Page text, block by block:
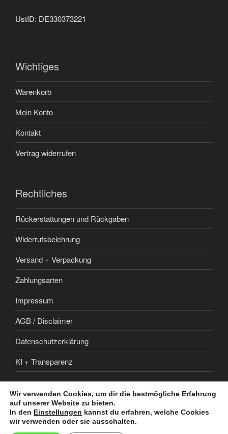
UstID: DE330373221
Wichtiges
Warenkorb
Mein Konto
Kontakt
Vertrag widerrufen
Rechtliches
Rückerstattungen und Rückgaben
Widerrufsbelehrung
Versand + Verpackung
Zahlungsarten
Impressum
AGB / Disclaimer
Datenschutzerklärung
KI + Transparenz
Wir verwenden Cookies, um dir die bestmögliche Erfahrung
auf unserer Website zu bieten.
In den Einstellungen kannst du erfahren, welche Cookies
wir verwenden oder sie ausschalten.